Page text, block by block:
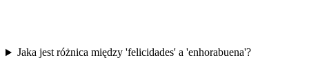
Jaka jest różnica między 'felicidades' a 'enhorabuena'?